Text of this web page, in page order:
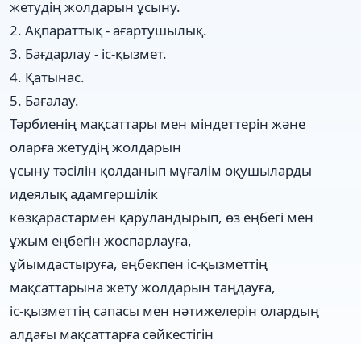
жетудің жолдарын ұсыну.
2. Ақпараттық - ағартушылық.
3. Бағдарлау - іс-қызмет.
4. Қатынас.
5. Бағалау.
Тәрбиенің мақсаттары мен міндеттерін және
оларға жетудің жолдарын
ұсыну тәсілін қолданып мұғалім оқушыларды
идеялық адамгершілік
көзқарастармен қаруландырып, өз еңбегі мен
ұжым еңбегін жоспарлауға,
ұйымдастыруға, еңбекпен іс-қызметтің
мақсаттарына жету жолдарын таңдауға,
іс-қызметтің сапасы мен нәтижелерін олардың
алдағы мақсаттарға сәйкестігін